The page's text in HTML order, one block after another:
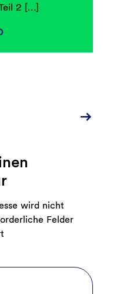
2 […]
Neuere
wird nicht
Felder